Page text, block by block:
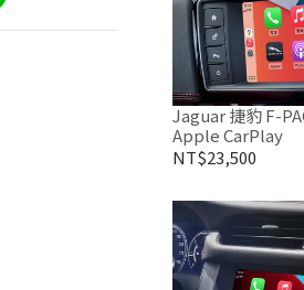
Jaguar 捷豹 F-
Apple CarPlay
NT$23,500